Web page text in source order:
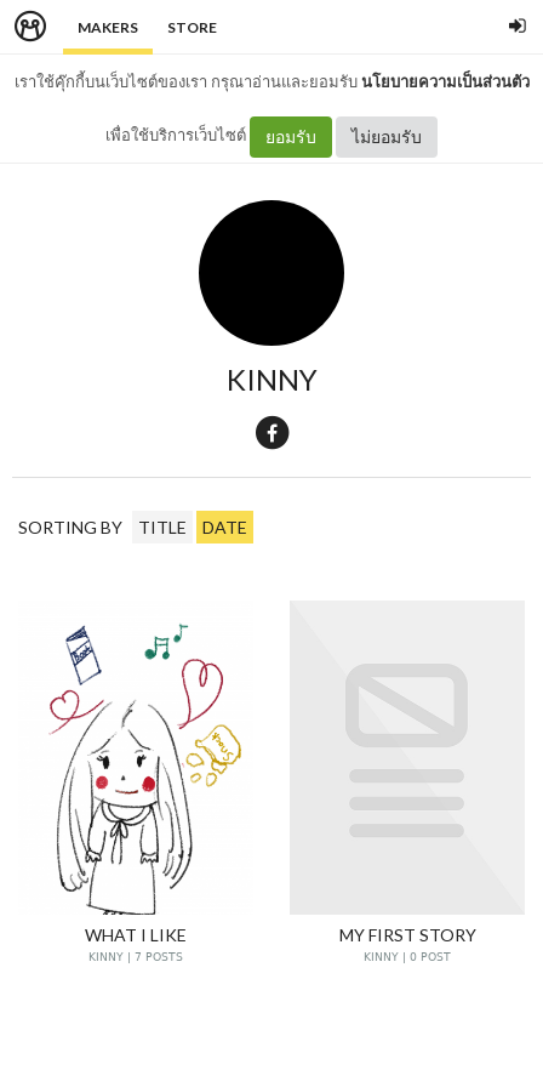
MAKERS STORE
เราใช้คุ๊กกี้บนเว็บไซต์ของเรา กรุณาอ่านและยอมรับนโยบายความเป็นส่วนตัว
เพื่อใช้บริการเว็บไซต์ ยอมรับ ไม่ยอมรับ
KINNY
SORTING BY TITLE DATE
WHAT I LIKE
KINNY | 7 POSTS
MY FIRST STORY
KINNY | 0 POST